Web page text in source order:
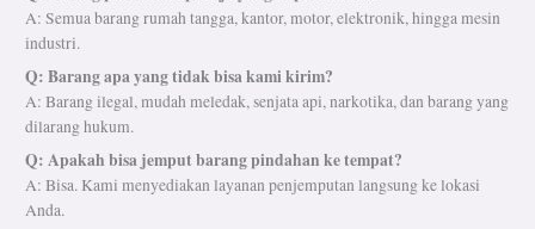
A: Semua barang rumah tangga, kantor, motor, elektronik, hingga mesin
industri.
Q: Barang apa yang tidak bisa kami kirim?
A: Barang ilegal, mudah meledak, senjata api, narkotika, dan barang yang
dilarang hukum.
Q: Apakah bisa jemput barang pindahan ke tempat?
A: Bisa. Kami menyediakan layanan penjemputan langsung ke lokasi
Anda.